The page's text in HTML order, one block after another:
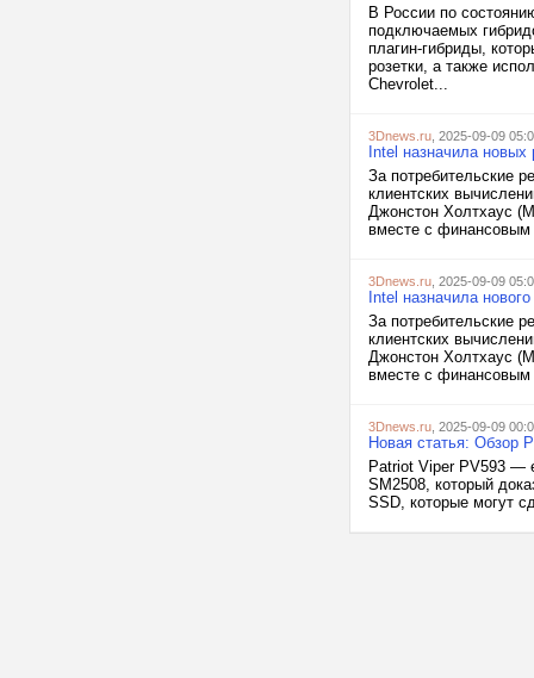
В России по
подключаемых
плагин-гибриды,
розетки, а также
Chevrolet...
3Dnews.ru , 2025-09-09
Intel назначила новых
За потребительские
клиентских
Джонстон Холтхаус
вместе с финансовым
3Dnews.ru , 2025-09-09
Intel назначила
За потребительские
клиентских
Джонстон Холтхаус
вместе с финансовым
3Dnews.ru , 2025-09-09
Новая статья: Обзор
Patriot Viper PV593 —
SM2508, который
SSD, которые могут